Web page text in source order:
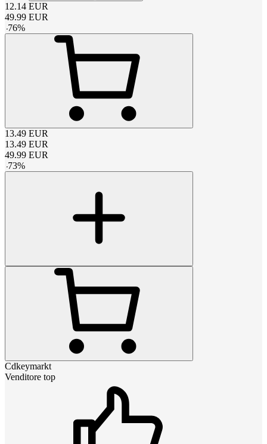
12.14 EUR
49.99 EUR
-76%
13.49 EUR
13.49 EUR
49.99 EUR
-73%
Cdkeymarkt
Venditore top